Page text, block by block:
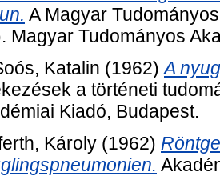
A Magyar
Magyar Tudományos
Katalin (1962)A
a történeti
Kiadó, Budapest.
Károly (1962)